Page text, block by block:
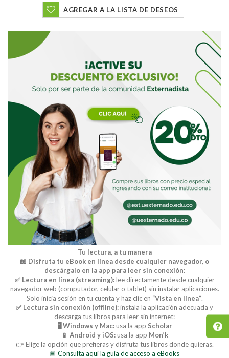
AGREGAR A LA LISTA DE DESEOS
Tu lectura, a tu manera
📖 Disfruta tu eBook en línea desde cualquier navegador, o
descárgalo en la app para leer sin conexión:
✅ Lectura en línea (streaming):lee directamente desde cualquier
navegador web (computador, celular o tablet) sin instalar aplicaciones.
Solo inicia sesión en tu cuenta y haz clic en “Vista en línea”.
✅ Lectura sin conexión (offline):instala la aplicación adecuada y
descarga tus libros para leer sin internet:
🖥️ Windows y Mac:usa la app Scholar
📱 Android y iOS:usa la app Mon’k
👉 Elige la opción que prefieras y disfruta tus libros donde quieras.
📘 Consulta aquí la guía de acceso a eBooks